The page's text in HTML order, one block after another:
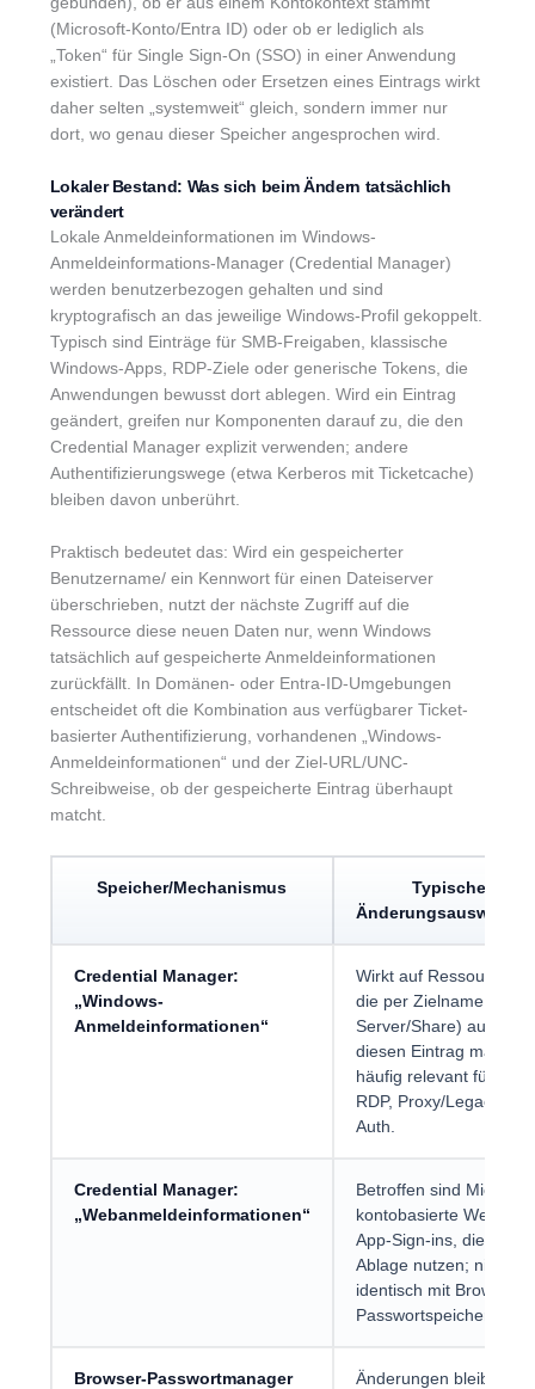
(Microsoft-Konto/Entra ID) oder ob er lediglich als
„Token“ für Single Sign-On (SSO) in einer Anwendung
existiert. Das Löschen oder Ersetzen eines Eintrags wirkt
daher selten „systemweit“ gleich, sondern immer nur
dort, wo genau dieser Speicher angesprochen wird.
Lokaler Bestand: Was sich beim Ändern tatsächlich
verändert
Lokale Anmeldeinformationen im Windows-
Anmeldeinformations-Manager (Credential Manager)
werden benutzerbezogen gehalten und sind
kryptografisch an das jeweilige Windows-Profil gekoppelt.
Typisch sind Einträge für SMB-Freigaben, klassische
Windows-Apps, RDP-Ziele oder generische Tokens, die
Anwendungen bewusst dort ablegen. Wird ein Eintrag
geändert, greifen nur Komponenten darauf zu, die den
Credential Manager explizit verwenden; andere
Authentifizierungswege (etwa Kerberos mit Ticketcache)
bleiben davon unberührt.
Praktisch bedeutet das: Wird ein gespeicherter
Benutzername/ ein Kennwort für einen Dateiserver
überschrieben, nutzt der nächste Zugriff auf die
Ressource diese neuen Daten nur, wenn Windows
tatsächlich auf gespeicherte Anmeldeinformationen
zurückfällt. In Domänen- oder Entra-ID-Umgebungen
entscheidet oft die Kombination aus verfügbarer Ticket-
basierter Authentifizierung, vorhandenen „Windows-
Anmeldeinformationen“ und der Ziel-URL/UNC-
Schreibweise, ob der gespeicherte Eintrag überhaupt
matcht.
Speicher/Mechanismus
Typische
Credential Manager:
„Windows-
Anmeldeinformationen“
Wirkt auf Ressourcen,
die per Zielname (z. B.
Server/Share) auf
diesen Eintrag
häufig relevant für
RDP, Proxy/Legacy-
Auth.
Credential Manager:
„Webanmeldeinformationen“
Betroffen sind
kontobasierte Web-
App-Sign-ins, die diese
Ablage nutzen; nicht
identisch mit Browser-
Passwortspeichern.
Browser-Passwortmanager
Änderungen bleiben